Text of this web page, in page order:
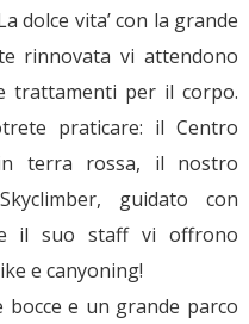
dolce vita’ con la grande
rinnovata vi attendono
trattamenti per il corpo.
praticare: il Centro
terra rossa, il nostro
guidato con
il suo staff vi offrono
e canyoning!
e un grande parco